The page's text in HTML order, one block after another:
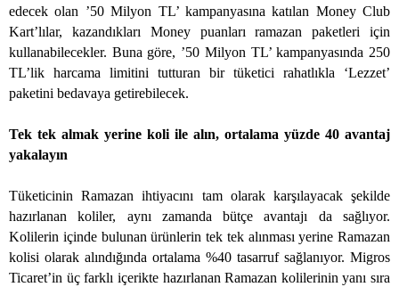
edecek olan ’50 Milyon TL’ kampanyasına katılan Money Club
Kart’lılar, kazandıkları Money puanları ramazan paketleri için
kullanabilecekler. Buna göre, ’50 Milyon TL’ kampanyasında 250
TL’lik harcama limitini tutturan bir tüketici rahatlıkla ‘Lezzet’
paketini bedavaya getirebilecek.
Tek tek almak yerine koli ile alın, ortalama yüzde 40 avantaj
yakalayın
Tüketicinin Ramazan ihtiyacını tam olarak karşılayacak şekilde
hazırlanan koliler, aynı zamanda bütçe avantajı da sağlıyor.
Kolilerin içinde bulunan ürünlerin tek tek alınması yerine Ramazan
kolisi olarak alındığında ortalama %40 tasarruf sağlanıyor. Migros
Ticaret’in üç farklı içerikte hazırlanan Ramazan kolilerinin yanı sıra